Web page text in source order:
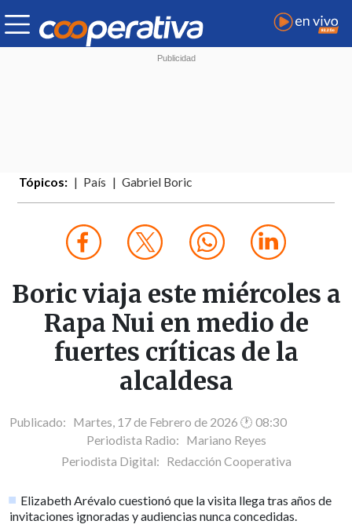
Tópicos: País Gabriel Boric
Boric viaja este miércoles a
Rapa Nui en medio de
fuertes críticas de la
alcaldesa
Publicado: Martes, 17 de Febrero de 2026 🕐 08:30
Periodista Radio: Mariano Reyes
Periodista Digital: Redacción Cooperativa
Elizabeth Arévalo cuestionó que la visita llega tras años de
invitaciones ignoradas y audiencias nunca concedidas.